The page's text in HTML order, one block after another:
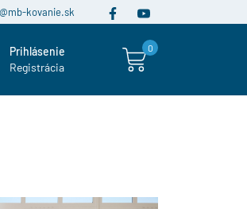
kovanie.sk
Prihlásenie
Registrácia
0